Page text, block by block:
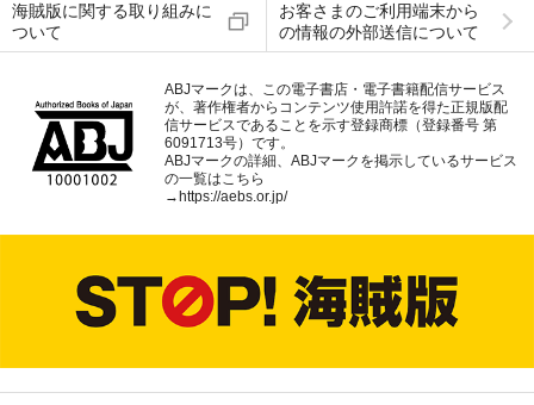
海賊版に関する取り組みに
ついて
お客さまのご利用端末から
の情報の外部送信について
ABJマークは、この電子書店・電子書籍配信サービス
が、著作権者からコンテンツ使用許諾を得た正規版配
信サービスであることを示す登録商標（登録番号 第
6091713号）です。
ABJマークの詳細、ABJマークを掲示しているサービス
の一覧はこちら
→https://aebs.or.jp/